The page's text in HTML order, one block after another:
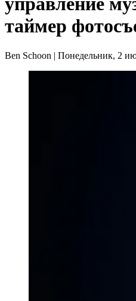
таймер
Ben Schoon | Понедельник, 2